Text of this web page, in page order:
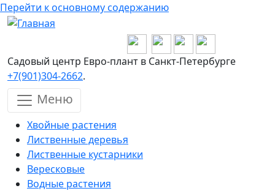
Перейти к основному содержанию
Садовый центр Евро-плант в Санкт-Петербурге
+7(901)304-2662.
Меню
Хвойные растения
Лиственные деревья
Лиственные кустарники
Вересковые
Водные растения